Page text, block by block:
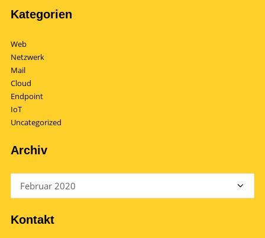
Kategorien
Web
Netzwerk
Mail
Cloud
Endpoint
IoT
Uncategorized
Archiv
Kontakt